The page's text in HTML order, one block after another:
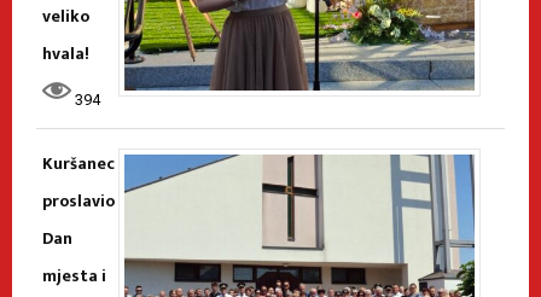
veliko
hvala!
394
Kuršanec
proslavio
Dan
mjesta i